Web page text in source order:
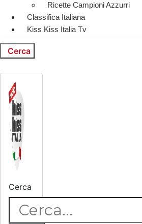
Ricette Campioni Azzurri
Classifica Italiana
Kiss Kiss Italia Tv
Cerca
Cerca